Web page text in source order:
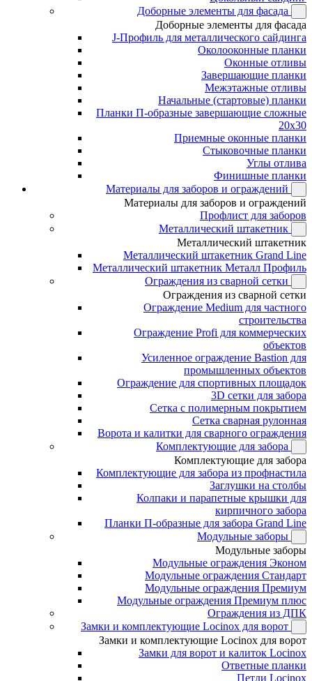
Доборные элементы для фасада
Доборные элементы для фасада
J-Профиль для металлического сайдинга
Околооконные планки
Оконные отливы
Завершающие планки
Межэтажные отливы
Начальные (стартовые) планки
Планки П-образные завершающие сложные
20x30
Приемные оконные планки
Стыковочные планки
Углы отлива
Финишные планки
Материалы для заборов и ограждений
Материалы для заборов и ограждений
Профлист для заборов
Металлический штакетник
Металлический штакетник
Металлический штакетник Grand Line
Металлический штакетник Металл Профиль
Ограждения из сварной сетки
Ограждения из сварной сетки
Ограждение Medium для частного
строительства
Ограждение Profi для коммерческих
объектов
Усиленное ограждение Bastion для
промышленных объектов
Ограждение для спортивных площадок
3D сетки для забора
Сетка с полимерным покрытием
Сетка сварная рулонная
Ворота и калитки для сварного ограждения
Комплектующие для забора
Комплектующие для забора
Комплектующие для забора из профнастила
Заглушки на столбы
Колпаки и парапетные крышки для
кирпичного забора
Планки П-образные для забора Grand Line
Модульные заборы
Модульные заборы
Модульные ограждения Эконом
Модульные ограждения Стандарт
Модульные ограждения Премиум
Модульные ограждения Премиум плюс
Ограждения из ДПК
Замки и комплектующие Locinox для ворот
Замки и комплектующие Locinox для ворот
Замки для ворот и калиток Locinox
Ответные планки
Петли Locinox